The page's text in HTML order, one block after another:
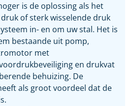
is de oplossing als het
of sterk wisselende druk
in- en om uw stal. Het is
bestaande uit pomp,
met
en drukvat
behuizing. De
als groot voordeel dat de